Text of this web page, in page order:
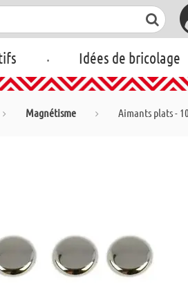
. Idées de bricolage
Magnétisme Aimants plats -